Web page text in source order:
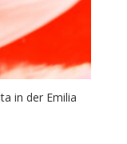
in der Emilia